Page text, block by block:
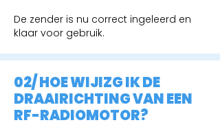
De zender is nu correct ingeleerd en
klaar voor gebruik.
02/ HOE WIJIZG IK DE
DRAAIRICHTING VAN EEN
RF-RADIOMOTOR?